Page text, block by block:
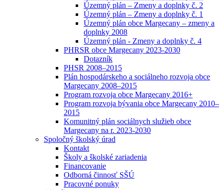
Územný plán – Zmeny a doplnky č. 2
Územný plán – Zmeny a doplnky č. 1
Územný plán obce Margecany – zmeny a
doplnky 2008
Územný plán - Zmeny a doplnky č. 4
PHRSR obce Margecany 2023-2030
Dotazník
PHSR 2008–2015
Plán hospodárskeho a sociálneho rozvoja obce
Margecany 2008–2015
Program rozvoja obce Margecany 2016+
Program rozvoja bývania obce Margecany 2010–
2015
Komunitný plán sociálnych služieb obce
Margecany na r. 2023-2030
Spoločný školský úrad
Kontakt
Školy a školské zariadenia
Financovanie
Odborná činnosť SŠÚ
Pracovné ponuky